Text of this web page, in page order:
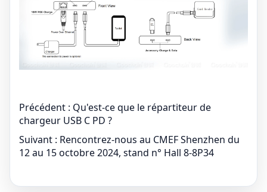
Précédent : Qu'est-ce que le répartiteur de
chargeur USB C PD ?
Suivant : Rencontrez-nous au CMEF Shenzhen du
12 au 15 octobre 2024, stand n° Hall 8-8P34